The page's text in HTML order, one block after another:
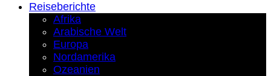
Reiseberichte
Afrika
Arabische Welt
Europa
Nordamerika
Ozeanien